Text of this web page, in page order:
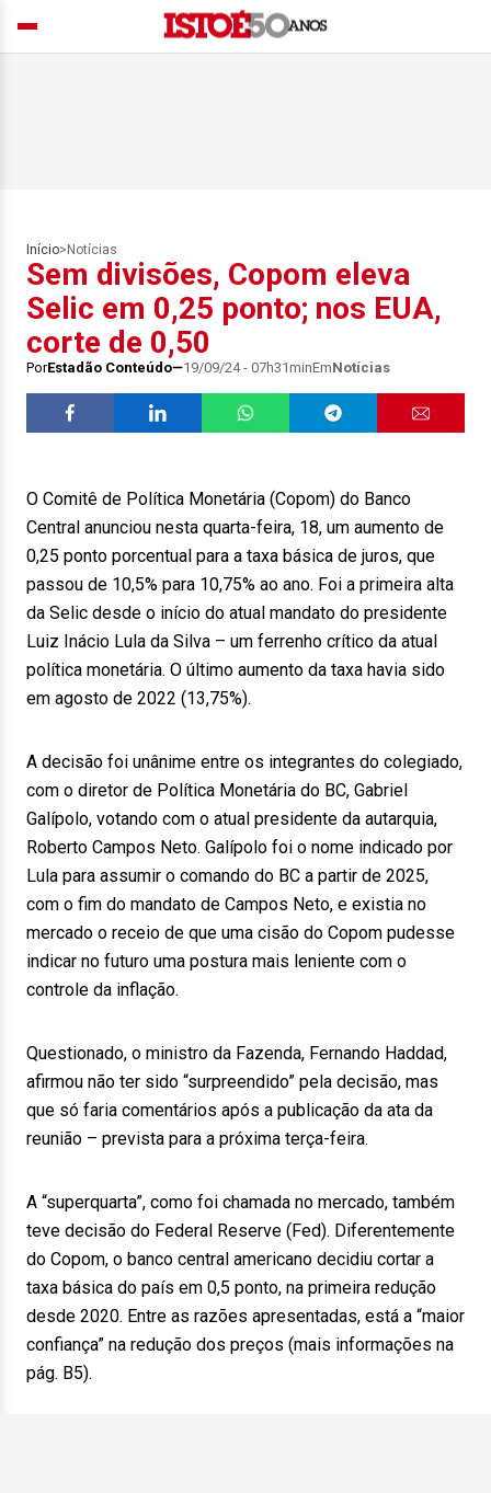
Início> Notícias
Sem divisões, Copom eleva
Selic em 0,25 ponto; nos EUA,
corte de 0,50
PorEstadão Conteúdo 19/09/24 - 07h31minEmNotícias
O Comitê de Política Monetária (Copom) do Banco
Central anunciou nesta quarta-feira, 18, um aumento de
0,25 ponto porcentual para a taxa básica de juros, que
passou de 10,5% para 10,75% ao ano. Foi a primeira alta
da Selic desde o início do atual mandato do presidente
Luiz Inácio Lula da Silva – um ferrenho crítico da atual
política monetária. O último aumento da taxa havia sido
em agosto de 2022 (13,75%).
A decisão foi unânime entre os integrantes do colegiado,
com o diretor de Política Monetária do BC, Gabriel
Galípolo, votando com o atual presidente da autarquia,
Roberto Campos Neto. Galípolo foi o nome indicado por
Lula para assumir o comando do BC a partir de 2025,
com o fim do mandato de Campos Neto, e existia no
mercado o receio de que uma cisão do Copom pudesse
indicar no futuro uma postura mais leniente com o
controle da inflação.
Questionado, o ministro da Fazenda, Fernando Haddad,
afirmou não ter sido “surpreendido” pela decisão, mas
que só faria comentários após a publicação da ata da
reunião – prevista para a próxima terça-feira.
A “superquarta”, como foi chamada no mercado, também
teve decisão do Federal Reserve (Fed). Diferentemente
do Copom, o banco central americano decidiu cortar a
taxa básica do país em 0,5 ponto, na primeira redução
desde 2020. Entre as razões apresentadas, está a “maior
confiança” na redução dos preços (mais informações na
pág. B5).